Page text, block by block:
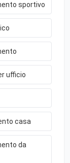
sportivo
ufficio
casa
da